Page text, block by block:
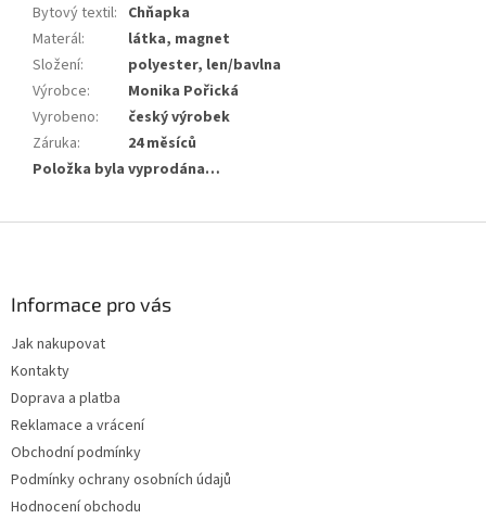
Bytový textil: Chňapka
Materál:
látka, magnet
Složení:
polyester, len/bavlna
Výrobce:
Monika Pořická
Vyrobeno:
český výrobek
Záruka:
24 měsíců
Položka byla vyprodána…
Informace pro vás
Jak nakupovat
Kontakty
Doprava a platba
Reklamace a vrácení
Obchodní podmínky
Podmínky ochrany osobních údajů
Hodnocení obchodu